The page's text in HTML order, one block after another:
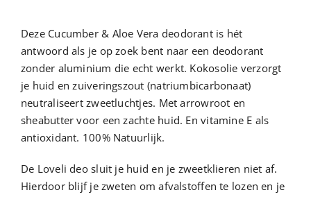
Deze Cucumber & Aloe Vera deodorant is hét
antwoord als je op zoek bent naar een deodorant
zonder aluminium die echt werkt. Kokosolie verzorgt
je huid en zuiveringszout (natriumbicarbonaat)
neutraliseert zweetluchtjes. Met arrowroot en
sheabutter voor een zachte huid. En vitamine E als
antioxidant. 100% Natuurlijk.
De Loveli deo sluit je huid en je zweetklieren niet af.
Hierdoor blijf je zweten om afvalstoffen te lozen en je